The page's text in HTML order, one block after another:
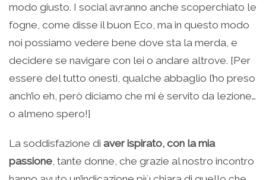
modo giusto. I social avranno anche scoperchiato le
fogne, come disse il buon Eco, ma in questo modo
noi possiamo vedere bene dove sta la merda, e
decidere se navigare con lei o andare altrove. [Per
essere del tutto onesti, qualche abbaglio l’ho preso
anch’io eh, però diciamo che mi è servito da lezione…
o almeno spero!]
La soddisfazione di aver ispirato, con la mia
passione , tante donne, che grazie al nostro incontro